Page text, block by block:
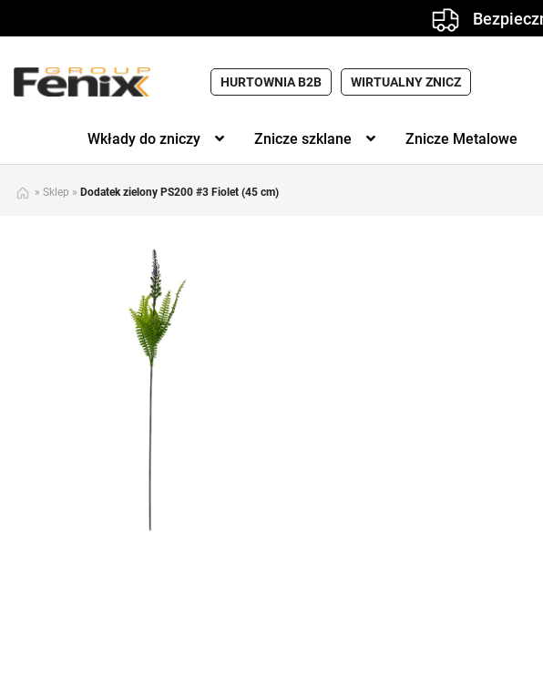
HURTOWNIA B2B WIRTUALNY ZNICZ
Wkłady do zniczy Znicze szklane Znicze Metalowe
» Sklep » Dodatek zielony PS200 #3 Fiolet (45 cm)